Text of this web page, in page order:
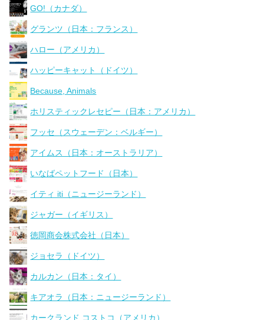
GO!（カナダ）
グランツ（日本：フランス）
ハロー（アメリカ）
ハッピーキャット（ドイツ）
Because, Animals
ホリスティックレセピー（日本：アメリカ）
フッセ（スウェーデン：ベルギー）
アイムス（日本：オーストラリア）
いなばペットフード（日本）
イティ iti（ニュージーランド）
ジャガー（イギリス）
徳岡商会株式会社（日本）
ジョセラ（ドイツ）
カルカン（日本：タイ）
キアオラ（日本：ニュージーランド）
カークランド コストコ（アメリカ）